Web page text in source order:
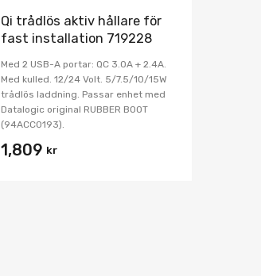
Qi trådlös aktiv hållare för
fast installation 719228
Med 2 USB-A portar: QC 3.0A + 2.4A.
Med kulled. 12/24 Volt. 5/7.5/10/15W
trådlös laddning. Passar enhet med
Datalogic original RUBBER BOOT
(94ACC0193).
1,809 kr